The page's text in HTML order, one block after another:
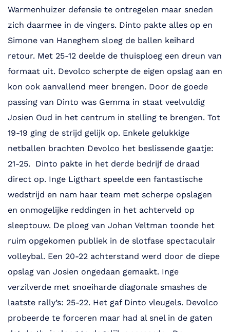
Warmenhuizer defensie te ontregelen maar sneden
zich daarmee in de vingers. Dinto pakte alles op en
Simone van Haneghem sloeg de ballen keihard
retour. Met 25-12 deelde de thuisploeg een dreun van
formaat uit. Devolco scherpte de eigen opslag aan en
kon ook aanvallend meer brengen. Door de goede
passing van Dinto was Gemma in staat veelvuldig
Josien Oud in het centrum in stelling te brengen. Tot
19-19 ging de strijd gelijk op. Enkele gelukkige
netballen brachten Devolco het beslissende gaatje:
21-25. Dinto pakte in het derde bedrijf de draad
direct op. Inge Ligthart speelde een fantastische
wedstrijd en nam haar team met scherpe opslagen
en onmogelijke reddingen in het achterveld op
sleeptouw. De ploeg van Johan Veltman toonde het
ruim opgekomen publiek in de slotfase spectaculair
volleybal. Een 20-22 achterstand werd door de diepe
opslag van Josien ongedaan gemaakt. Inge
verzilverde met snoeiharde diagonale smashes de
laatste rally’s: 25-22. Het gaf Dinto vleugels. Devolco
probeerde te forceren maar had al snel in de gaten